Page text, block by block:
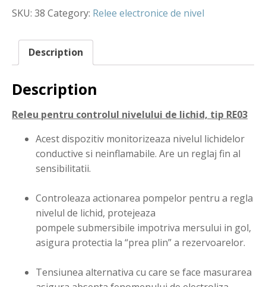
SKU: 38 Category: Relee electronice de nivel
Description
Description
Releu pentru controlul nivelului de lichid, tip RE03
Acest dispozitiv monitorizeaza nivelul lichidelor
conductive si neinflamabile. Are un reglaj fin al
sensibilitatii.
Controleaza actionarea pompelor pentru a regla
nivelul de lichid, protejeaza
pompele submersibile impotriva mersului in gol,
asigura protectia la “prea plin” a rezervoarelor.
Tensiunea alternativa cu care se face masurarea